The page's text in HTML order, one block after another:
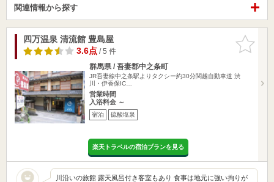
関連情報から探す
お気に入
りに追加
四万温泉 清流館 豊島屋
3.6点/ 5 件
群馬県 / 吾妻郡中之条町
JR吾妻線中之条駅よりタクシー約30分関越自動車道 渋
川・伊香保IC…
営業時間
入浴料金 ～
宿泊 硫酸塩泉
楽天トラベルの宿泊プランを見る
川沿いの旅館 露天風呂付き客室もあり 食事は地元に強い拘りが